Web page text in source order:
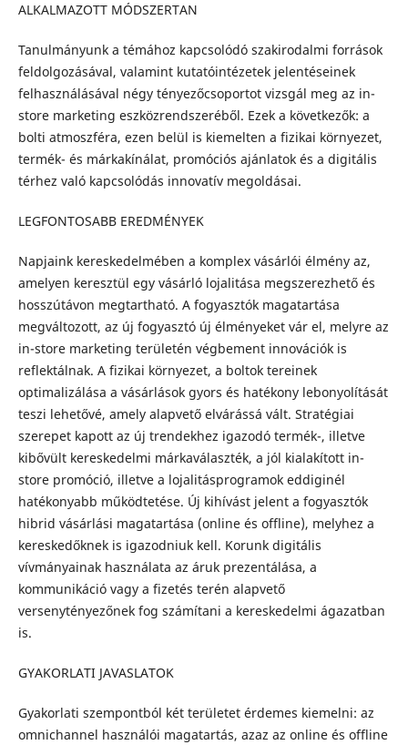
ALKALMAZOTT MÓDSZERTAN
Tanulmányunk a témához kapcsolódó szakirodalmi források
feldolgozásával, valamint kutatóintézetek jelentéseinek
felhasználásával négy tényezőcsoportot vizsgál meg az in-
store marketing eszközrendszeréből. Ezek a következők: a
bolti atmoszféra, ezen belül is kiemelten a fizikai környezet,
termék- és márkakínálat, promóciós ajánlatok és a digitális
térhez való kapcsolódás innovatív megoldásai.
LEGFONTOSABB EREDMÉNYEK
Napjaink kereskedelmében a komplex vásárlói élmény az,
amelyen keresztül egy vásárló lojalitása megszerezhető és
hosszútávon megtartható. A fogyasztók magatartása
megváltozott, az új fogyasztó új élményeket vár el, melyre az
in-store marketing területén végbement innovációk is
reflektálnak. A fizikai környezet, a boltok tereinek
optimalizálása a vásárlások gyors és hatékony lebonyolítását
teszi lehetővé, amely alapvető elvárássá vált. Stratégiai
szerepet kapott az új trendekhez igazodó termék-, illetve
kibővült kereskedelmi márkaválaszték, a jól kialakított in-
store promóció, illetve a lojalitásprogramok eddiginél
hatékonyabb működtetése. Új kihívást jelent a fogyasztók
hibrid vásárlási magatartása (online és offline), melyhez a
kereskedőknek is igazodniuk kell. Korunk digitális
vívmányainak használata az áruk prezentálása, a
kommunikáció vagy a fizetés terén alapvető
versenytényezőnek fog számítani a kereskedelmi ágazatban
is.
GYAKORLATI JAVASLATOK
Gyakorlati szempontból két területet érdemes kiemelni: az
omnichannel használói magatartás, azaz az online és offline